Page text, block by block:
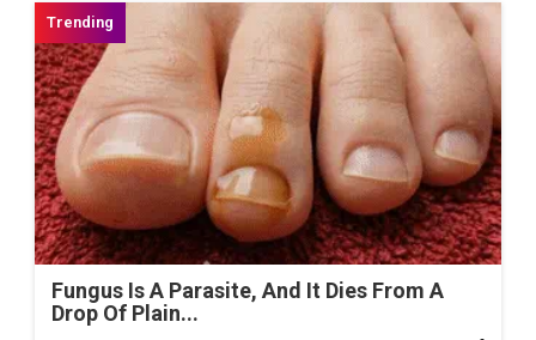
Fungus Is A Parasite, And It Dies From A
Drop Of Plain...